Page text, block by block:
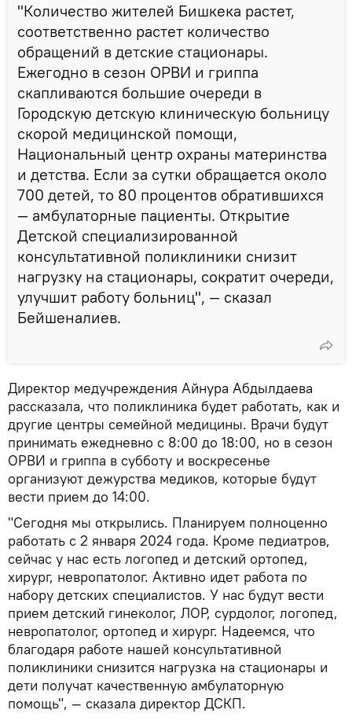
"Количество жителей Бишкека растет,
соответственно растет количество
обращений в детские стационары.
Ежегодно в сезон ОРВИ и гриппа
скапливаются большие очереди в
Городскую детскую клиническую больницу
скорой медицинской помощи,
Национальный центр охраны материнства
и детства. Если за сутки обращается около
700 детей, то 80 процентов обратившихся
— амбулаторные пациенты. Открытие
Детской специализированной
консультативной поликлиники снизит
нагрузку на стационары, сократит очереди,
улучшит работу больниц", — сказал
Бейшеналиев.
Директор медучреждения Айнура Абдылдаева
рассказала, что поликлиника будет работать, как и
другие центры семейной медицины. Врачи будут
принимать ежедневно с 8:00 до 18:00, но в сезон
ОРВИ и гриппа в субботу и воскресенье
организуют дежурства медиков, которые будут
вести прием до 14:00.
"Сегодня мы открылись. Планируем полноценно
работать с 2 января 2024 года. Кроме педиатров,
сейчас у нас есть логопед и детский ортопед,
хирург, невропатолог. Активно идет работа по
набору детских специалистов. У нас будут вести
прием детский гинеколог, ЛОР, сурдолог, логопед,
невропатолог, ортопед и хирург. Надеемся, что
благодаря работе нашей консультативной
поликлиники снизится нагрузка на стационары и
дети получат качественную амбулаторную
помощь", — сказала директор ДСКП.